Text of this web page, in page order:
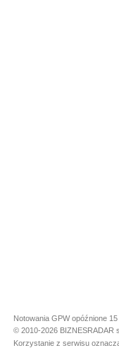
Notowania GPW opóźnione 15
© 2010-2026 BIZNESRADAR
Korzystanie z serwisu